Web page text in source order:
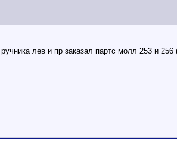
лев и пр заказал партс молл 253 и